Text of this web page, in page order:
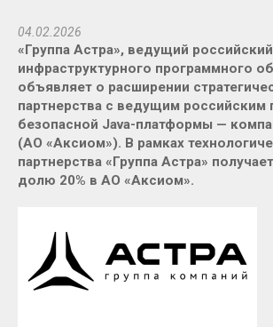
04.02.2026
«Группа Астра», ведущий
инфраструктурного программного
объявляет о расширении
партнерства с ведущим
безопасной Java-платформы —
(АО «Аксиом»). В рамках
партнерства «Группа Астра»
долю 20% в АО «Аксиом».